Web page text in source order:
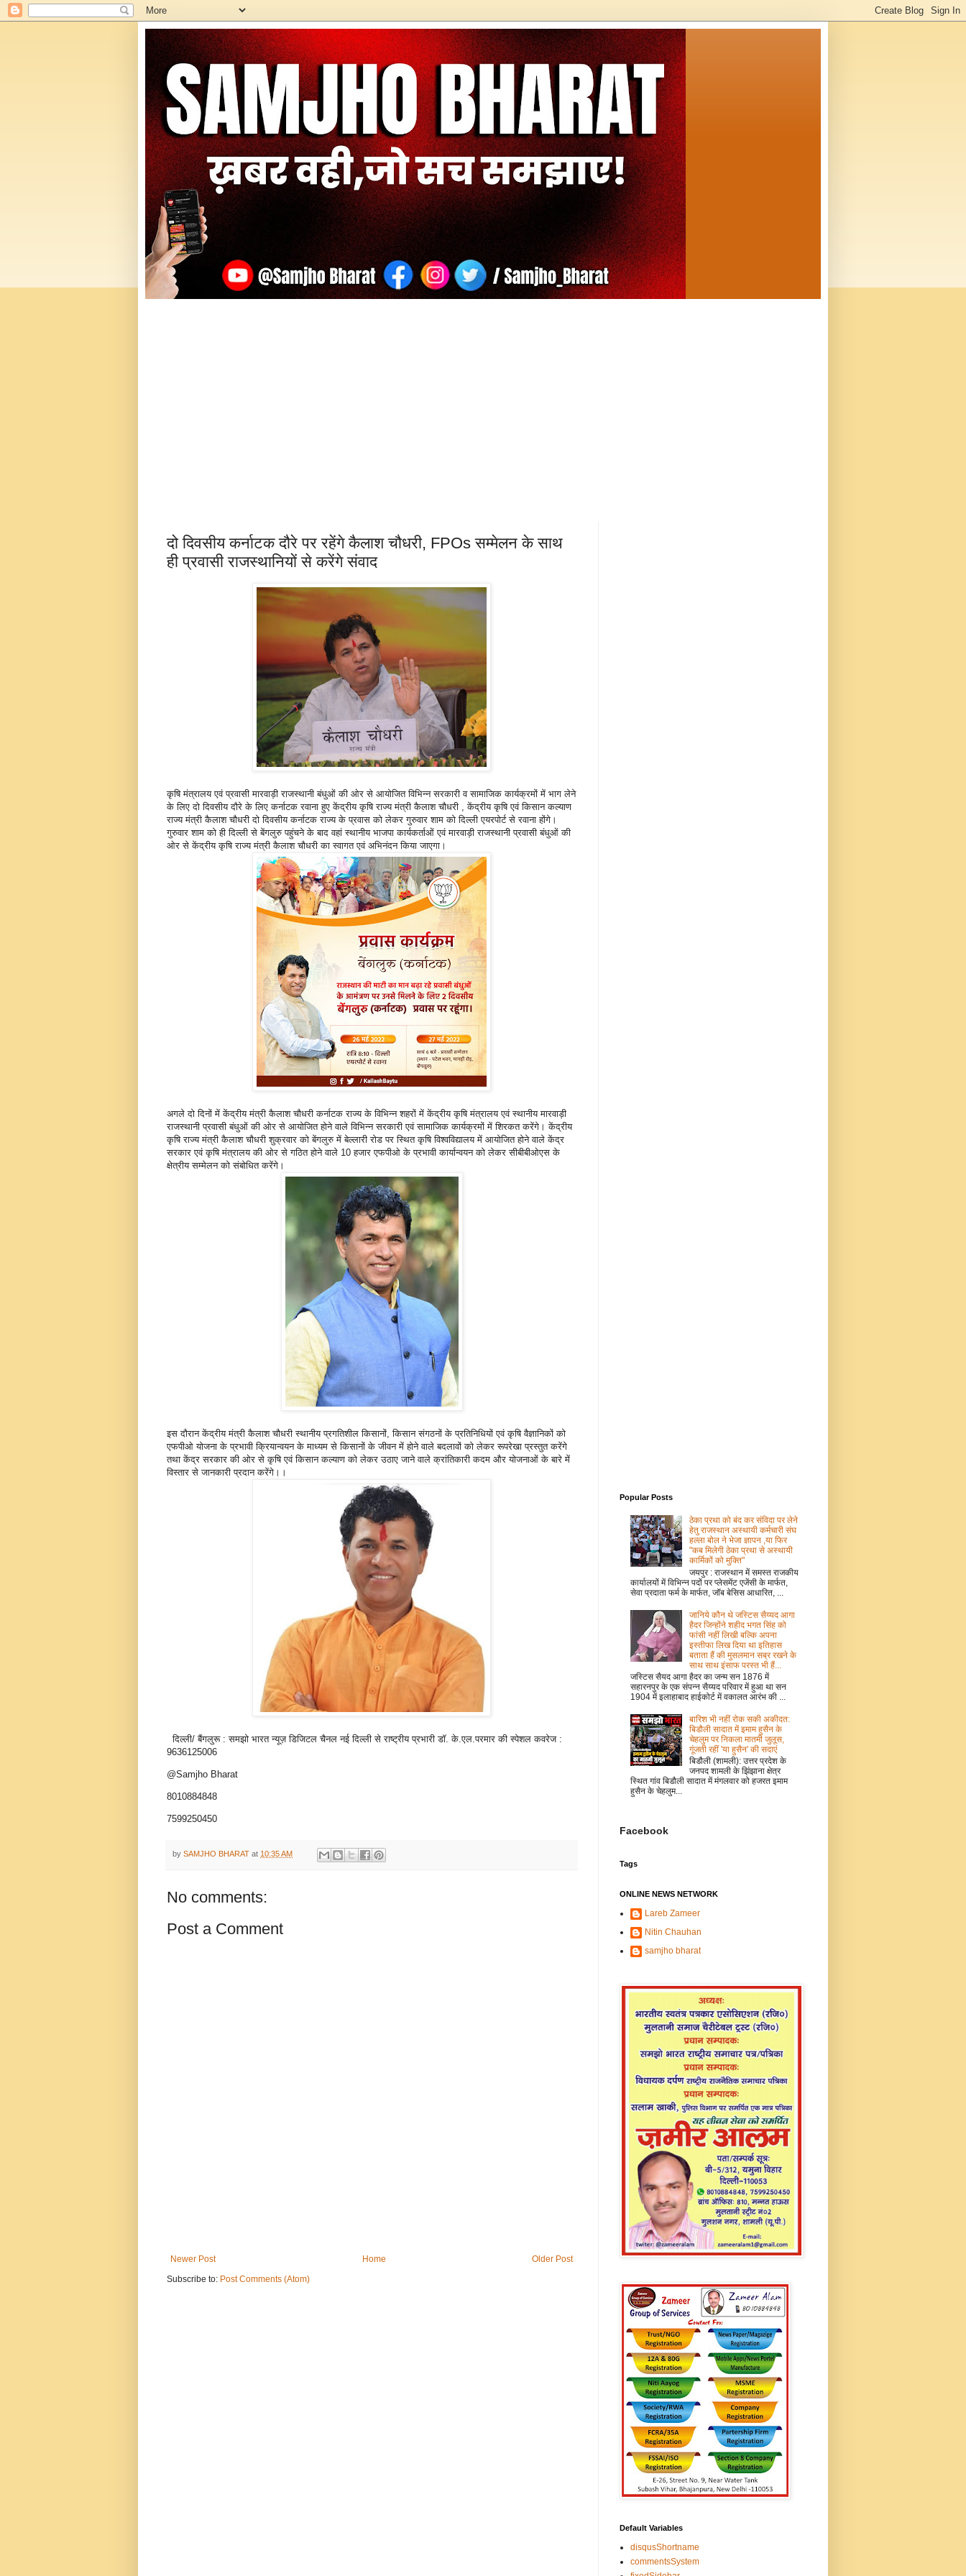
दो दिवसीय कर्नाटक दौरे पर रहेंगे कैलाश चौधरी, FPOs सम्मेलन के साथ
ही प्रवासी राजस्थानियों से करेंगे संवाद
कृषि मंत्रालय एवं प्रवासी मारवाड़ी राजस्थानी बंधुओं की ओर से आयोजित विभिन्न सरकारी व सामाजिक कार्यक्रमों में भाग लेने
के लिए दो दिवसीय दौरे के लिए कर्नाटक रवाना हुए केंद्रीय कृषि राज्य मंत्री कैलाश चौधरी , केंद्रीय कृषि एवं किसान कल्याण
राज्य मंत्री कैलाश चौधरी दो दिवसीय कर्नाटक राज्य के प्रवास को लेकर गुरुवार शाम को दिल्ली एयरपोर्ट से रवाना होंगे।
गुरुवार शाम को ही दिल्ली से बेंगलुरु पहुंचने के बाद वहां स्थानीय भाजपा कार्यकर्ताओं एवं मारवाड़ी राजस्थानी प्रवासी बंधुओं की
ओर से केंद्रीय कृषि राज्य मंत्री कैलाश चौधरी का स्वागत एवं अभिनंदन किया जाएगा।
अगले दो दिनों में केंद्रीय मंत्री कैलाश चौधरी कर्नाटक राज्य के विभिन्न शहरों में केंद्रीय कृषि मंत्रालय एवं स्थानीय मारवाड़ी
राजस्थानी प्रवासी बंधुओं की ओर से आयोजित होने वाले विभिन्न सरकारी एवं सामाजिक कार्यक्रमों में शिरकत करेंगे। केंद्रीय
कृषि राज्य मंत्री कैलाश चौधरी शुक्रवार को बेंगलुरु में बेल्लारी रोड पर स्थित कृषि विश्वविद्यालय में आयोजित होने वाले केंद्र
सरकार एवं कृषि मंत्रालय की ओर से गठित होने वाले 10 हजार एफपीओ के प्रभावी कार्यान्वयन को लेकर सीबीबीओएस के
क्षेत्रीय सम्मेलन को संबोधित करेंगे।
इस दौरान केंद्रीय मंत्री कैलाश चौधरी स्थानीय प्रगतिशील किसानों, किसान संगठनों के प्रतिनिधियों एवं कृषि वैज्ञानिकों को
एफपीओ योजना के प्रभावी क्रियान्वयन के माध्यम से किसानों के जीवन में होने वाले बदलावों को लेकर रूपरेखा प्रस्तुत करेंगे
तथा केंद्र सरकार की ओर से कृषि एवं किसान कल्याण को लेकर उठाए जाने वाले क्रांतिकारी कदम और योजनाओं के बारे में
विस्तार से जानकारी प्रदान करेंगे।।
दिल्ली/ बैंगलुरू : समझो भारत न्यूज़ डिजिटल चैनल नई दिल्ली से राष्ट्रीय प्रभारी डॉ. के.एल.परमार की स्पेशल कवरेज :
9636125006
@Samjho Bharat
8010884848
7599250450
by SAMJHO BHARAT at 10:35 AM
No comments:
Post a Comment
Newer Post Older Post
Home
Subscribe to: Post Comments (Atom)
Popular Posts
ठेका प्रथा को बंद कर संविदा पर लेने
हेतु राजस्थान अस्थायी कर्मचारी संघ
हल्ला बोल ने भेजा ज्ञापन ,या फिर
"कब मिलेगी ठेका प्रथा से अस्थायी
कार्मिकों को मुक्ति"
जयपुर : राजस्थान में समस्त राजकीय
कार्यालयों में विभिन्न पदों पर प्लेसमेंट एजेंसी के मार्फत,
सेवा प्रदाता फर्म के मार्फत, जॉब बेसिस आधारित, ...
जानिये कौन थे जस्टिस सैय्यद आगा
हैदर जिन्होंने शहीद भगत सिंह को
फांसी नहीं लिखी बल्कि अपना
इस्तीफा लिख दिया था इतिहास
बताता हैं की मुसलमान सब्र रखने के
साथ साथ इंसाफ परस्त भी हैं...
जस्टिस सैयद आगा हैदर का जन्म सन 1876 में
सहारनपुर के एक संपन्न सैय्यद परिवार में हुआ था सन
1904 में इलाहाबाद हाईकोर्ट में वकालत आरंभ की ...
बारिश भी नहीं रोक सकी अकीदत:
बिडौली सादात में इमाम हुसैन के
चेहलुम पर निकला मातमी जुलूस,
गूंजती रहीं 'या हुसैन' की सदाएं
बिडौली (शामली): उत्तर प्रदेश के
जनपद शामली के झिंझाना क्षेत्र
स्थित गांव बिडौली सादात में मंगलवार को हजरत इमाम
हुसैन के चेहलुम...
Facebook
Tags
ONLINE NEWS NETWORK
Lareb Zameer
Nitin Chauhan
samjho bharat
Default Variables
disqusShortname
commentsSystem